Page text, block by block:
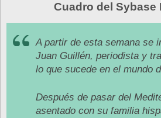
Cuadro del Sybase
A partir de esta semana se
Juan Guillén, periodista y
lo que sucede en el mundo
Después de pasar del
asentado con su familia